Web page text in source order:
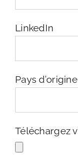
LinkedIn
Pays d’origine
Téléchargez